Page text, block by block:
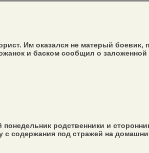
Им оказался не матерый
и баском сообщил о
родственники и
содержания под стражей на